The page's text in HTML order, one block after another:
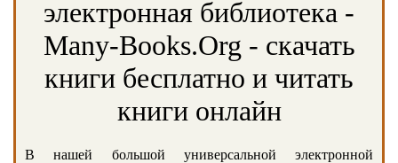
электронная библиотека -
Many-Books.Org - скачать
книги бесплатно и читать
книги онлайн
В нашей большой универсальной электронной